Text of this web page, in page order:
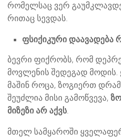
რომელსაც ვერ
რითაც სევდას.
ფსიქიკური დაავადება
ბევრი ფიქრობს, რომ
მოვლენის შედეგად მოდის.
მაშინ როცა, ზოგიერთ
შეუძლია მისი გამოწვევა,
მიზეზი არ აქვს
მთელ სამყაროში